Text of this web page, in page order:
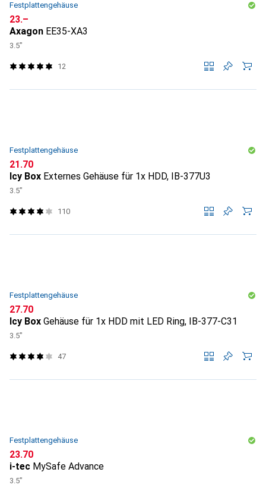
Festplattengehäuse
CHF
23.–
Axagon EE35-XA3
3.5"
12
Festplattengehäuse
CHF
21.70
Icy Box Externes Gehäuse für 1x HDD, IB-377U3
3.5"
110
Festplattengehäuse
CHF
27.70
Icy Box
Gehäuse für 1x HDD mit LED Ring, IB-377-C31
3.5"
47
Festplattengehäuse
CHF
23.70
i-tec MySafe Advance
3.5"